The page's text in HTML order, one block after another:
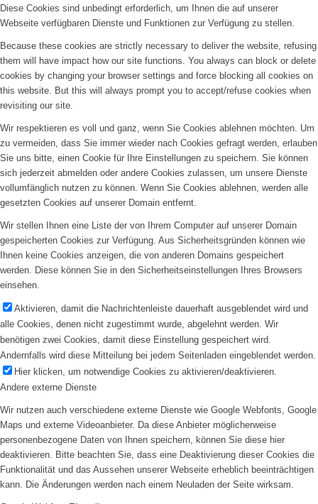
Diese Cookies sind unbedingt erforderlich, um Ihnen die auf unserer
Webseite verfügbaren Dienste und Funktionen zur Verfügung zu stellen.
Because these cookies are strictly necessary to deliver the website, refusing
them will have impact how our site functions. You always can block or delete
cookies by changing your browser settings and force blocking all cookies on
this website. But this will always prompt you to accept/refuse cookies when
revisiting our site.
Wir respektieren es voll und ganz, wenn Sie Cookies ablehnen möchten. Um
zu vermeiden, dass Sie immer wieder nach Cookies gefragt werden, erlauben
Sie uns bitte, einen Cookie für Ihre Einstellungen zu speichern. Sie können
sich jederzeit abmelden oder andere Cookies zulassen, um unsere Dienste
vollumfänglich nutzen zu können. Wenn Sie Cookies ablehnen, werden alle
gesetzten Cookies auf unserer Domain entfernt.
Wir stellen Ihnen eine Liste der von Ihrem Computer auf unserer Domain
gespeicherten Cookies zur Verfügung. Aus Sicherheitsgründen können wie
Ihnen keine Cookies anzeigen, die von anderen Domains gespeichert
werden. Diese können Sie in den Sicherheitseinstellungen Ihres Browsers
einsehen.
Aktivieren, damit die Nachrichtenleiste dauerhaft ausgeblendet wird und
alle Cookies, denen nicht zugestimmt wurde, abgelehnt werden. Wir
benötigen zwei Cookies, damit diese Einstellung gespeichert wird.
Andernfalls wird diese Mitteilung bei jedem Seitenladen eingeblendet werden.
Hier klicken, um notwendige Cookies zu aktivieren/deaktivieren.
Andere externe Dienste
Wir nutzen auch verschiedene externe Dienste wie Google Webfonts, Google
Maps und externe Videoanbieter. Da diese Anbieter möglicherweise
personenbezogene Daten von Ihnen speichern, können Sie diese hier
deaktivieren. Bitte beachten Sie, dass eine Deaktivierung dieser Cookies die
Funktionalität und das Aussehen unserer Webseite erheblich beeinträchtigen
kann. Die Änderungen werden nach einem Neuladen der Seite wirksam.